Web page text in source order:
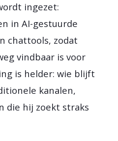
ingezet:
in AI-gestuurde
chattools, zodat
vindbaar is voor
is helder: wie blijft
kanalen,
die hij zoekt straks